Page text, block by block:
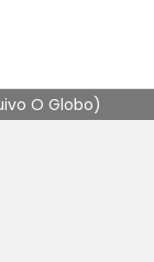
O Globo)